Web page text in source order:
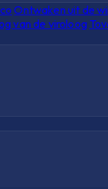
Ontwaken uit de
van de viroloog